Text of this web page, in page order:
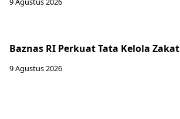
Baznas RI Perkuat Tata Kelola Zakat
9 Agustus 2026